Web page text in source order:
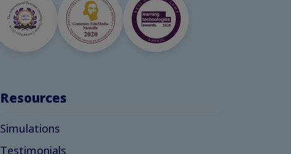
Resources
Simulations
Testimonials